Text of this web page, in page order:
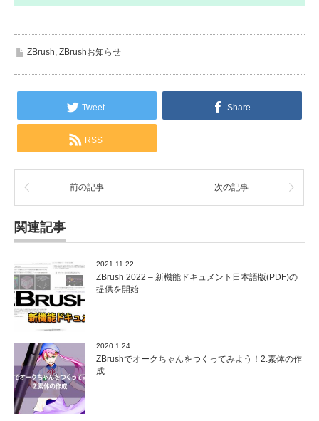
ZBrush ZBrushお知らせ
Tweet Share
RSS
前の記事 次の記事
関連記事
2021.11.22
ZBrush 2022 – 新機能ドキュメント日本語版(PDF)の
提供を開始
2020.1.24
ZBrushでオークちゃんをつくってみよう！2.素体の作
成